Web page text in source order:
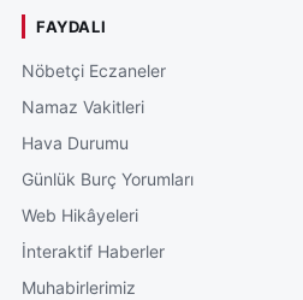
FAYDALI
Nöbetçi Eczaneler
Namaz Vakitleri
Hava Durumu
Günlük Burç Yorumları
Web Hikâyeleri
İnteraktif Haberler
Muhabirlerimiz